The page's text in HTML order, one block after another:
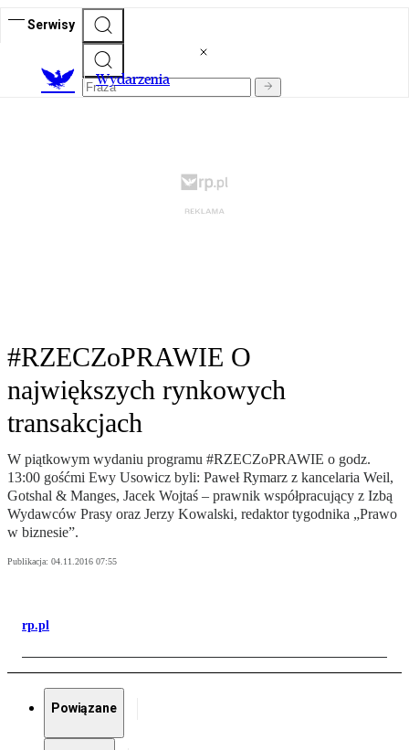
Serwisy
Wydarzenia
#RZECZoPRAWIE O
największych rynkowych
transakcjach
W piątkowym wydaniu programu #RZECZoPRAWIE o godz.
13:00 gośćmi Ewy Usowicz byli: Paweł Rymarz z kancelaria Weil,
Gotshal & Manges, Jacek Wojtaś – prawnik współpracujący z Izbą
Wydawców Prasy oraz Jerzy Kowalski, redaktor tygodnika „Prawo
w biznesie”.
Publikacja: 04.11.2016 07:55
rp.pl
Powiązane